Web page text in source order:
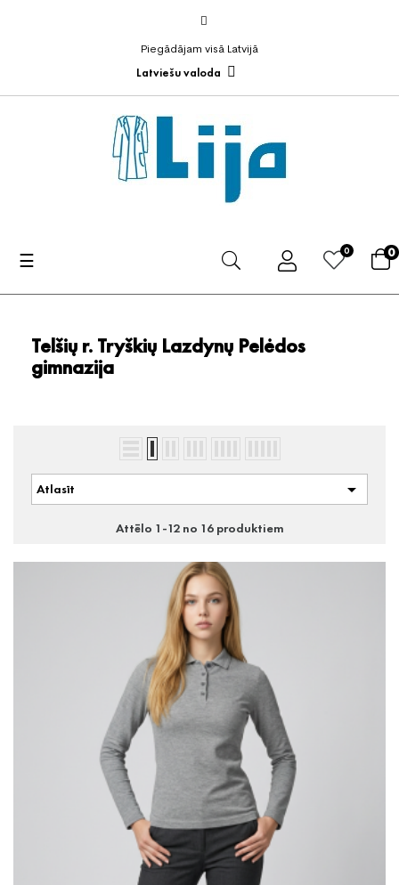
Piegādājam visā Latvijā
Latviešu valoda
Toggle
☰ 0 0
Telšių r. Tryškių Lazdynų Pelėdos
gimnazija
Atlasīt 
Attēlo 1-12 no 16 produktiem